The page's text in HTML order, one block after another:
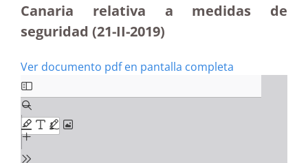
Canaria relativa a medidas de
seguridad (21-II-2019)
Ver documento pdf en pantalla completa